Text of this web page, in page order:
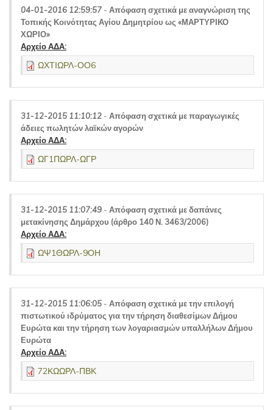
04-01-2016 12:59:57 - Απόφαση σχετικά με αναγνώριση της
Τοπικής Κοινότητας Αγίου Δημητρίου ως «ΜΑΡΤΥΡΙΚΟ
ΧΩΡΙΟ»
Αρχείο ΑΔΑ:
ΩΧΤΙΩΡΛ-ΟΟ6
31-12-2015 11:10:12 - Απόφαση σχετικά με παραγωγικές
άδειες πωλητών λαϊκών αγορών
Αρχείο ΑΔΑ:
ΩΓ1ΠΩΡΛ-ΩΓΡ
31-12-2015 11:07:49 - Απόφαση σχετικά με δαπάνες
μετακίνησης Δημάρχου (άρθρο 140 Ν. 3463/2006)
Αρχείο ΑΔΑ:
ΩΨ1ΘΩΡΛ-9ΟΗ
31-12-2015 11:06:05 - Απόφαση σχετικά με την επιλογή
πιστωτικού ιδρύματος για την τήρηση διαθεσίμων Δήμου
Ευρώτα και την τήρηση των λογαριασμών υπαλλήλων Δήμου
Ευρώτα
Αρχείο ΑΔΑ:
72ΚΩΩΡΛ-ΠΒΚ